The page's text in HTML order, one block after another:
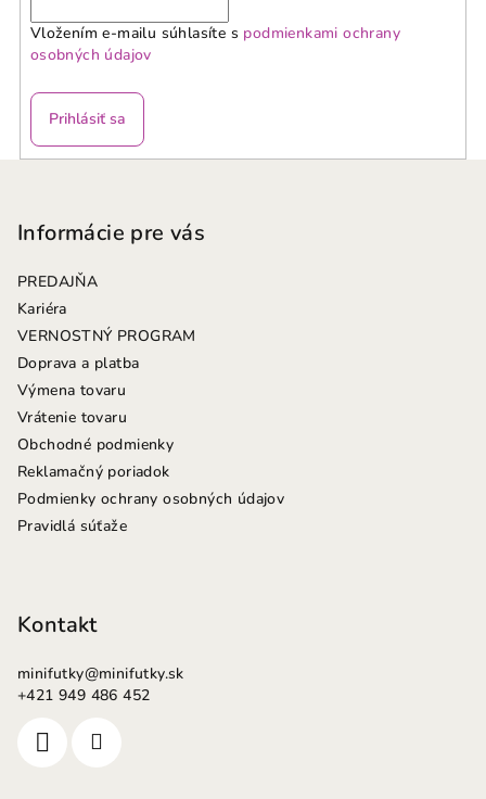
Vložením e-mailu súhlasíte s podmienkami ochrany
osobných údajov
Prihlásiť sa
Informácie pre vás
PREDAJŇA
Kariéra
VERNOSTNÝ PROGRAM
Doprava a platba
Výmena tovaru
Vrátenie tovaru
Obchodné podmienky
Reklamačný poriadok
Podmienky ochrany osobných údajov
Pravidlá súťaže
Kontakt
minifutky@minifutky.sk
+421 949 486 452